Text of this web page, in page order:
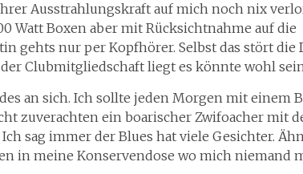
Ausstrahlungskraft auf mich noch nix
Watt Boxen aber mit Rücksichtnahme auf die
gehts nur per Kopfhörer. Selbst das stört die
der Clubmitgliedschaft liegt es könnte wohl
an sich. Ich sollte jeden Morgen mit einem
zuverachten ein boarischer Zwifoacher mit
sag immer der Blues hat viele Gesichter.
in meine Konservendose wo mich niemand